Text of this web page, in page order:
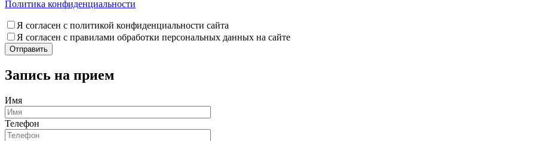
Политика конфиденциальности
Я согласен с политикой конфиденциальности сайта
Я согласен с правилами обработки персональных данных на сайте
Запись на прием
Имя
Телефон